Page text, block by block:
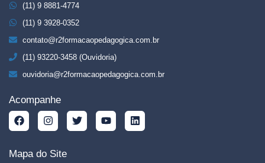
(11) 9 8881-4774
(11) 9 3928-0352
contato@r2formacaopedagogica.com.br
(11) 93220-3458 (Ouvidoria)
ouvidoria@r2formacaopedagogica.com.br
Acompanhe
Mapa do Site